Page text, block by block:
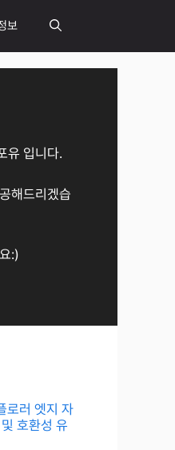
보
유 입니다.
해드리겠습
:)
로러 엣지 자
호환성 유